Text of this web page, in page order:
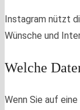
Instagram nützt
Wünsche und
Welche
Wenn Sie auf